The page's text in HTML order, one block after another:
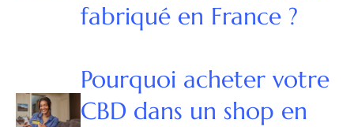
fabriqué en France ?
Pourquoi acheter votre
CBD dans un shop en